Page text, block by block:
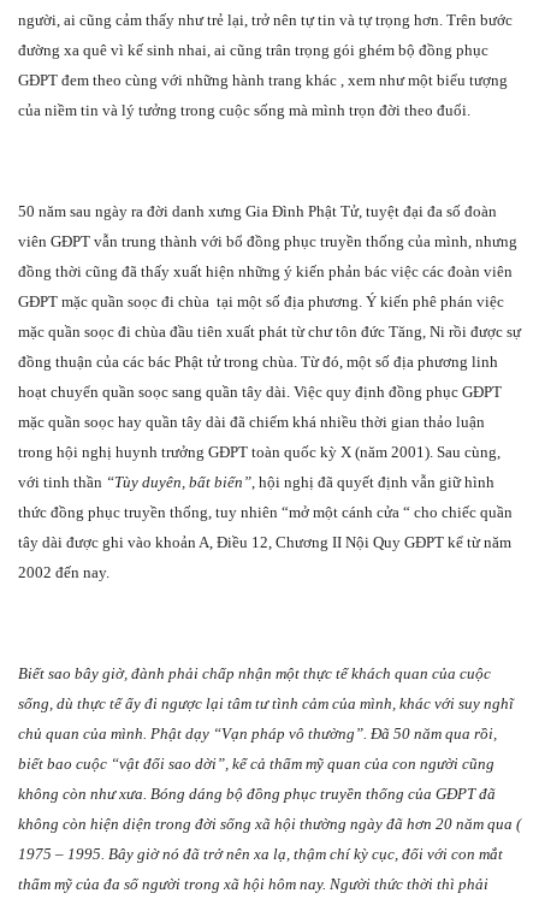
người, ai cũng cảm thấy như trẻ lại, trở nên tự tin và tự trọng hơn. Trên bước
đường xa quê vì kế sinh nhai, ai cũng trân trọng gói ghém bộ đồng phục
GĐPT đem theo cùng với những hành trang khác , xem như một biểu tượng
của niềm tin và lý tưởng trong cuộc sống mà mình trọn đời theo đuổi.
50 năm sau ngày ra đời danh xưng Gia Đình Phật Tử, tuyệt đại đa số đoàn
viên GĐPT vẫn trung thành với bổ đồng phục truyền thống của mình, nhưng
đồng thời cũng đã thấy xuất hiện những ý kiến phản bác việc các đoàn viên
GĐPT mặc quần soọc đi chùa tại một số địa phương. Ý kiến phê phán việc
mặc quần soọc đi chùa đầu tiên xuất phát từ chư tôn đức Tăng, Ni rồi được sự
đồng thuận của các bác Phật tử trong chùa. Từ đó, một số địa phương linh
hoạt chuyển quần soọc sang quần tây dài. Việc quy định đồng phục GĐPT
mặc quần soọc hay quần tây dài đã chiếm khá nhiều thời gian thảo luận
trong hội nghị huynh trưởng GĐPT toàn quốc kỳ X (năm 2001). Sau cùng,
với tinh thần “Tùy duyên, bất biến”, hội nghị đã quyết định vẫn giữ hình
thức đồng phục truyền thống, tuy nhiên “mở một cánh cửa “ cho chiếc quần
tây dài được ghi vào khoản A, Điều 12, Chương II Nội Quy GĐPT kể từ năm
2002 đến nay.
Biết sao bây giờ, đành phải chấp nhận một thực tế khách quan của cuộc
sống, dù thực tế ấy đi ngược lại tâm tư tình cảm của mình, khác với suy nghĩ
chủ quan của mình. Phật dạy “Vạn pháp vô thường”. Đã 50 năm qua rồi,
biết bao cuộc “vật đổi sao dời”, kể cả thẩm mỹ quan của con người cũng
không còn như xưa. Bóng dáng bộ đồng phục truyền thống của GĐPT đã
không còn hiện diện trong đời sống xã hội thường ngày đã hơn 20 năm qua (
1975 – 1995. Bây giờ nó đã trở nên xa lạ, thậm chí kỳ cục, đối với con mắt
thẩm mỹ của đa số người trong xã hội hôm nay. Người thức thời thì phải